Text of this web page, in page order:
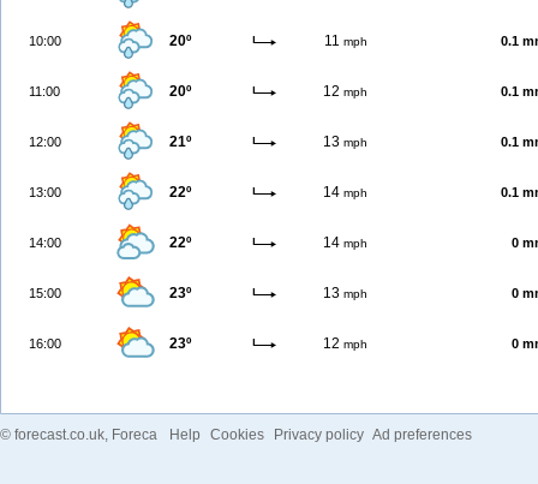
10:00 20º 11 mph 0.1
11:00 20º 12 mph 0.1
12:00 21º 13 mph 0.1
13:00 22º 14 mph 0.1
14:00 22º 14 mph 0
15:00 23º 13 mph 0
16:00 23º 12 mph 0
© forecast.co.uk , Foreca Help Cookies Privacy policy Ad preferences